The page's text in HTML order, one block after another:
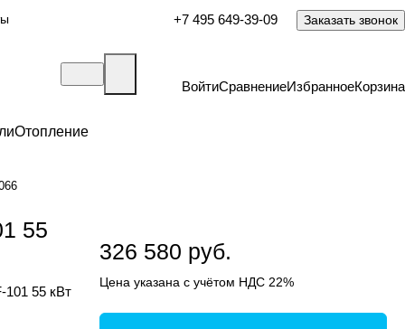
+7 495 649-39-09 Заказать звонок
ВойтиСравнениеИзбранноеКорзина
Отопление
55
101 55 кВт
326 580 руб.
Цена указана с учётом НДС 22%